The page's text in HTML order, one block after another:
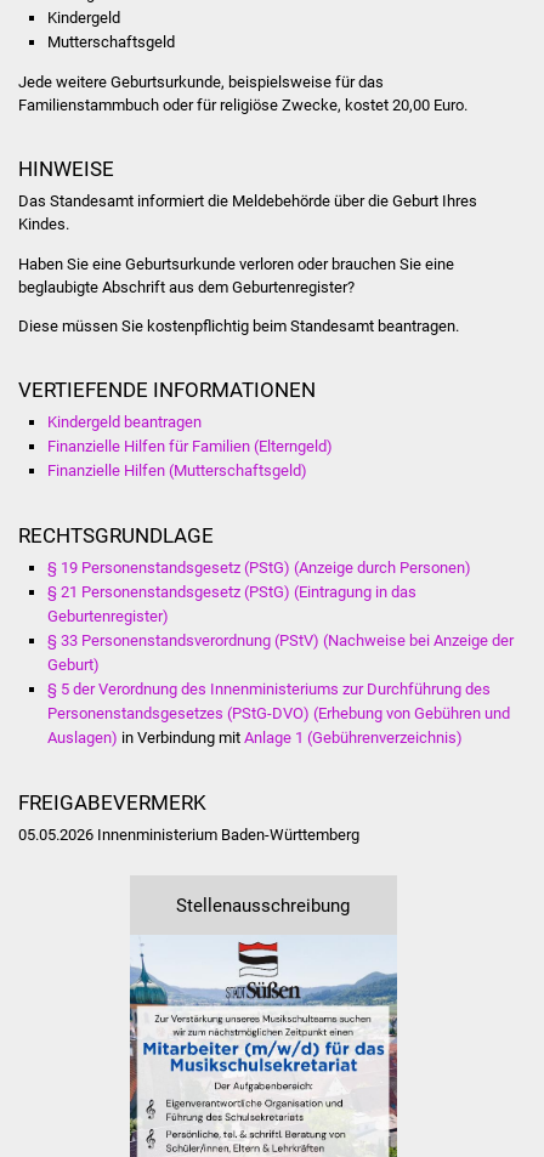
Index
ÖPNV
Bürgerbus (MOBS)
Abfall und Entsorgung
Einrichtungen
Stadtbücherei
Stadtarchiv
Bürgerhaus
Kulturhalle
Vereine und Parteien
Kindergeld
Mutterschaftsgeld
Jede weitere Geburtsurkunde, beispielsweise für das
Familienstammbuch oder für religiöse Zwecke, kostet 20,00 Euro.
HINWEISE
Das Standesamt informiert die Meldebehörde über die Geburt Ihres
Kindes.
Haben Sie eine Geburtsurkunde verloren oder brauchen Sie eine
beglaubigte Abschrift aus dem Geburtenregister?
Diese müssen Sie kostenpflichtig beim Standesamt beantragen.
VERTIEFENDE INFORMATIONEN
Kindergeld beantragen
Finanzielle Hilfen für Familien (Elterngeld)
Finanzielle Hilfen (Mutterschaftsgeld)
RECHTSGRUNDLAGE
§ 19 Personenstandsgesetz (PStG) (Anzeige durch Personen)
§ 21 Personenstandsgesetz (PStG) (Eintragung in das
Geburtenregister)
§ 33 Personenstandsverordnung (PStV) (Nachweise bei Anzeige der
Geburt)
§ 5 der Verordnung des Innenministeriums zur Durchführung des
Personenstandsgesetzes (PStG-DVO) (Erhebung von Gebühren und
Auslagen) in Verbindung mit Anlage 1 (Gebührenverzeichnis)
FREIGABEVERMERK
05.05.2026 Innenministerium Baden-Württemberg
Stellenausschreibung